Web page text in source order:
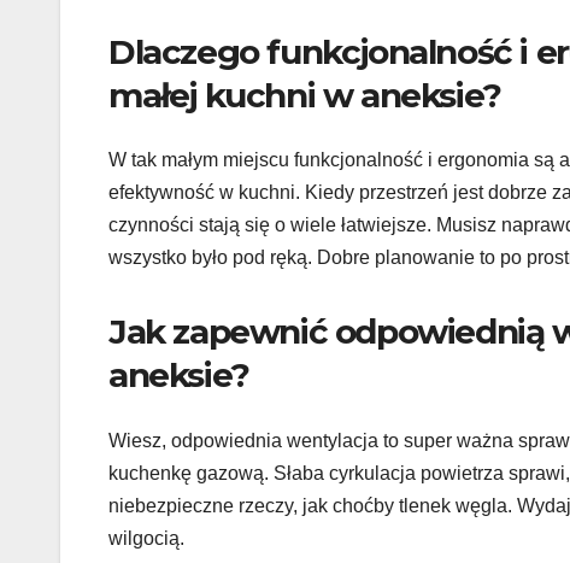
Dlaczego funkcjonalność i
małej kuchni w aneksie?
W tak małym miejscu funkcjonalność i ergonomia
efektywność w kuchni. Kiedy przestrzeń jest dobrze
czynności stają się o wiele łatwiejsze. Musisz
wszystko było pod ręką. Dobre planowanie to po
Jak zapewnić odpowiednią
aneksie?
Wiesz, odpowiednia wentylacja to super ważna
kuchenkę gazową. Słaba cyrkulacja powietrza
niebezpieczne rzeczy, jak choćby tlenek węgla.
wilgocią.